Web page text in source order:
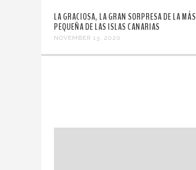
LA GRACIOSA, LA GRAN SORPRESA DE LA MÁS
PEQUEÑA DE LAS ISLAS CANARIAS
NOVEMBER 13, 2020